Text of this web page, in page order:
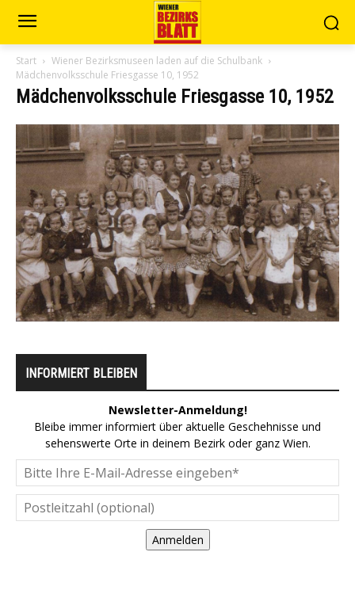
Start
Wiener Bezirksmuseen laden auf die Schulbank
Mädchenvolksschule Friesgasse 10, 1952
Mädchenvolksschule Friesgasse 10, 1952
INFORMIERT BLEIBEN
Newsletter-Anmeldung!
Bleibe immer informiert über aktuelle Geschehnisse und
sehenswerte Orte in deinem Bezirk oder ganz Wien.
Anmelden